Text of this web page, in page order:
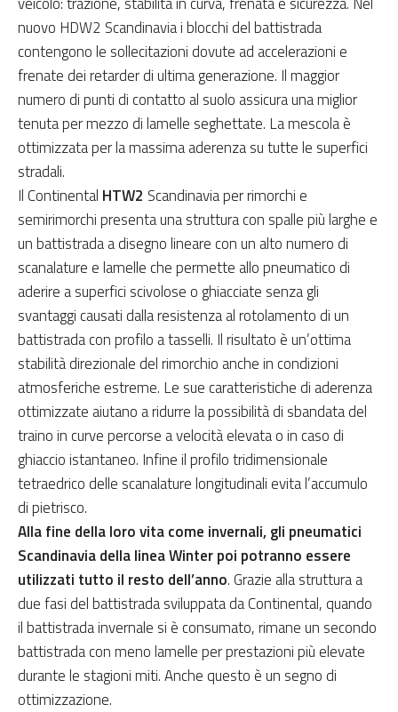
nuovo HDW2 Scandinavia i blocchi del battistrada
contengono le sollecitazioni dovute ad accelerazioni e
frenate dei retarder di ultima generazione. Il maggior
numero di punti di contatto al suolo assicura una miglior
tenuta per mezzo di lamelle seghettate. La mescola è
ottimizzata per la massima aderenza su tutte le superfici
stradali.
Il Continental HTW2 Scandinavia per rimorchi e
semirimorchi presenta una struttura con spalle più larghe e
un battistrada a disegno lineare con un alto numero di
scanalature e lamelle che permette allo pneumatico di
aderire a superfici scivolose o ghiacciate senza gli
svantaggi causati dalla resistenza al rotolamento di un
battistrada con profilo a tasselli. Il risultato è un’ottima
stabilità direzionale del rimorchio anche in condizioni
atmosferiche estreme. Le sue caratteristiche di aderenza
ottimizzate aiutano a ridurre la possibilità di sbandata del
traino in curve percorse a velocità elevata o in caso di
ghiaccio istantaneo. Infine il profilo tridimensionale
tetraedrico delle scanalature longitudinali evita l’accumulo
di pietrisco.
Alla fine della loro vita come invernali, gli pneumatici
Scandinavia della linea Winter poi potranno essere
utilizzati tutto il resto dell’anno. Grazie alla struttura a
due fasi del battistrada sviluppata da Continental, quando
il battistrada invernale si è consumato, rimane un secondo
battistrada con meno lamelle per prestazioni più elevate
durante le stagioni miti. Anche questo è un segno di
ottimizzazione.